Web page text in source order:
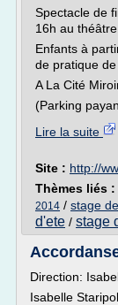
Spectacle de
16h au
Enfants à
de pratique
A La Cité
(Parking
Lire la suite
Site : http://
Thèmes liés :
2014 / stage
d'ete / stage
Direction:
Isabelle